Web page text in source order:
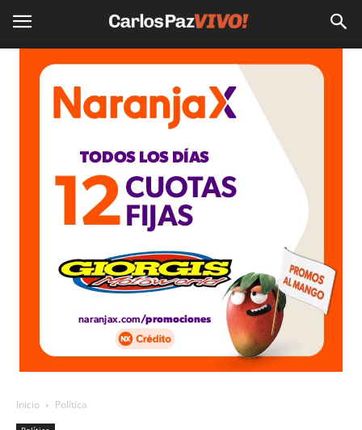
Inicio Política